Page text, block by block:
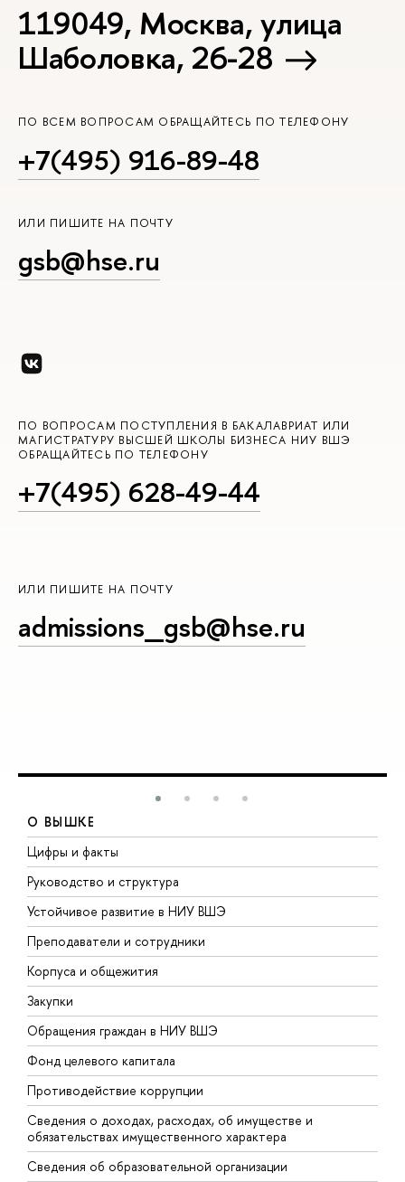
119049, Москва, улица
Шаболовка, 26-28
ПО ВСЕМ ВОПРОСАМ ОБРАЩАЙТЕСЬ ПО ТЕЛЕФОНУ
+7(495) 916-89-48
ИЛИ ПИШИТЕ НА ПОЧТУ
gsb@hse.ru
ПО ВОПРОСАМ ПОСТУПЛЕНИЯ В БАКАЛАВРИАТ ИЛИ
МАГИСТРАТУРУ ВЫСШЕЙ ШКОЛЫ БИЗНЕСА НИУ ВШЭ
ОБРАЩАЙТЕСЬ ПО ТЕЛЕФОНУ
+7(495) 628-49-44
ИЛИ ПИШИТЕ НА ПОЧТУ
admissions_gsb@hse.ru
О ВЫШКЕ
Цифры и факты
Руководство и структура
Устойчивое развитие в НИУ ВШЭ
Преподаватели и сотрудники
Корпуса и общежития
Закупки
Обращения граждан в НИУ ВШЭ
Фонд целевого капитала
Противодействие коррупции
Сведения о доходах, расходах, об имуществе и
обязательствах имущественного характера
Сведения об образовательной организации